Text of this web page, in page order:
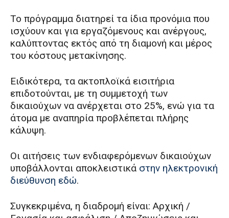
Το πρόγραμμα διατηρεί τα ίδια προνόμια που
ισχύουν και για εργαζόμενους και ανέργους,
καλύπτοντας εκτός από τη διαμονή και μέρος
του κόστους μετακίνησης.
Ειδικότερα, τα ακτοπλοϊκά εισιτήρια
επιδοτούνται, με τη συμμετοχή των
δικαιούχων να ανέρχεται στο 25%, ενώ για τα
άτομα με αναπηρία προβλέπεται πλήρης
κάλυψη.
Οι αιτήσεις των ενδιαφερόμενων δικαιούχων
υποβάλλονται αποκλειστικά στην ηλεκτρονική
διεύθυνση εδώ.
Συγκεκριμένα, η διαδρομή είναι: Αρχική /